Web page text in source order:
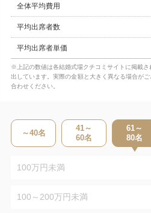
全体平均費用
平均出席者数
平均出席者単価
※上記の数値は各結婚式場クチコミサイトに掲載
出しています。実際の金額と大きく異なる場合が
合わせください。
～40名
41～
60名
61～
80名
100万円未満
100～200万円未満